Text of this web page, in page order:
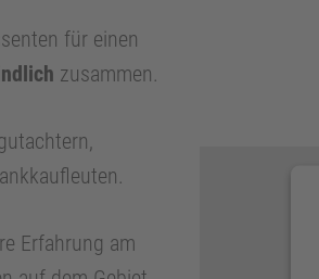
für einen
zusammen.
Erfahrung am